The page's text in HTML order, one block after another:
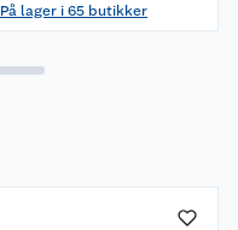
På lager i 65 butikker